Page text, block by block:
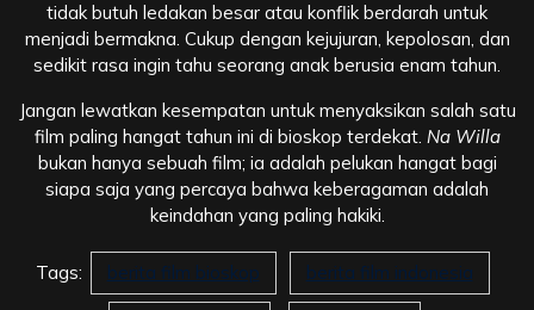
tidak butuh ledakan besar atau konflik berdarah untuk
menjadi bermakna. Cukup dengan kejujuran, kepolosan, dan
sedikit rasa ingin tahu seorang anak berusia enam tahun.
Jangan lewatkan kesempatan untuk menyaksikan salah satu
film paling hangat tahun ini di bioskop terdekat. Na Willa
bukan hanya sebuah film; ia adalah pelukan hangat bagi
siapa saja yang percaya bahwa keberagaman adalah
keindahan yang paling hakiki.
Tags: berita film bioskop berita film indonesia